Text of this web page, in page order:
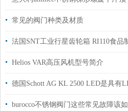
常见的阀门种类及材质
Helios VAR高压风机型号简介